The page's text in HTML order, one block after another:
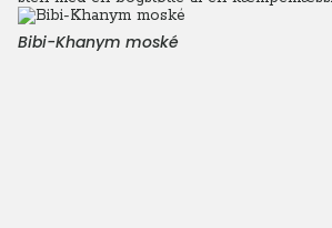
Bibi-Khanym moské